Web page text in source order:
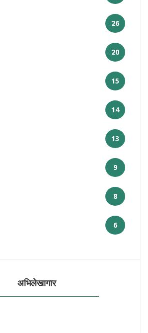
26
20
15
14
13
9
8
6
अभिलेखागार